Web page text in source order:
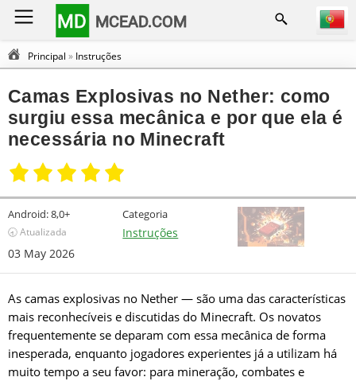
MD MCEAD.COM
Principal » Instruções
Camas Explosivas no Nether: como
surgiu essa mecânica e por que ela é
necessária no Minecraft
Android:8,0+
🕣 Atualizada
03 May 2026
Categoria
Instruções
As camas explosivas no Nether — são uma das características
mais reconhecíveis e discutidas do Minecraft. Os novatos
frequentemente se deparam com essa mecânica de forma
inesperada, enquanto jogadores experientes já a utilizam há
muito tempo a seu favor: para mineração, combates e